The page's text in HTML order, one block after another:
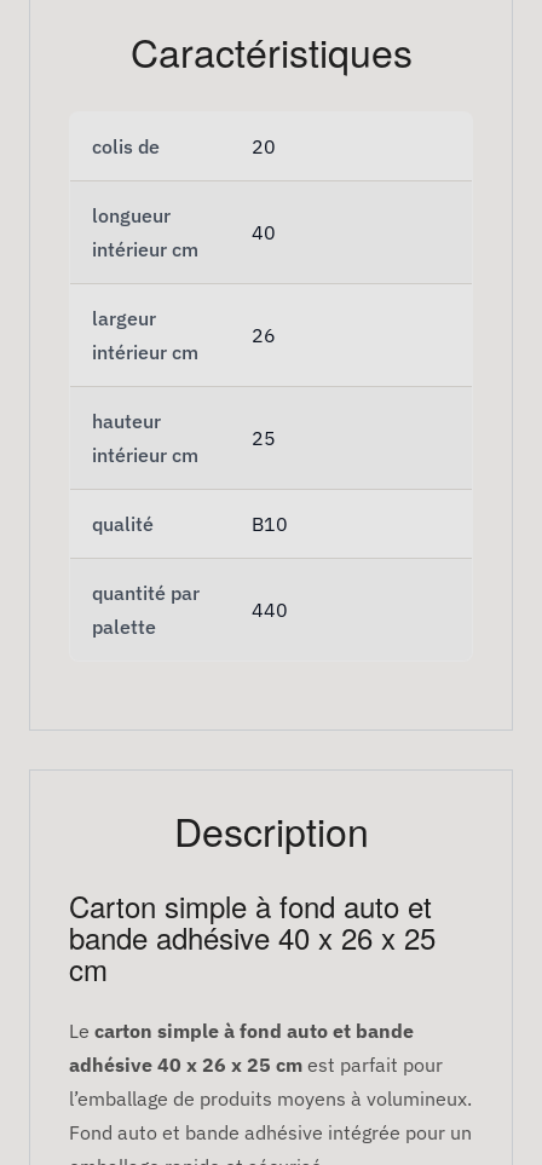
Caractéristiques
colis de 20
longueur
intérieur cm
40
largeur
intérieur cm
26
hauteur
intérieur cm
25
qualité B10
quantité par
palette
440
Description
Carton simple à fond auto et
bande adhésive 40 x 26 x 25
cm
Le carton simple à fond auto et bande
adhésive 40 x 26 x 25 cm est parfait pour
l’emballage de produits moyens à volumineux.
Fond auto et bande adhésive intégrée pour un